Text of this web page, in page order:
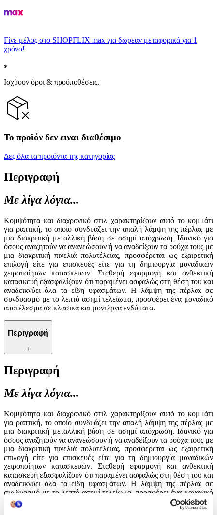
Γίνε μέλος στο SHOPFLIX max για δωρεάν μεταφορικά για 1
χρόνο!
Ισχύουν όροι & προϋποθέσεις.
Το προϊόν δεν ειναι διαθέσιμο
Δες όλα τα προϊόντα της κατηγορίας
Περιγραφή
Με λίγα λόγια...
Κομψότητα και διαχρονικό στιλ χαρακτηρίζουν αυτό το κομμάτι
για ραπτική, το οποίο συνδυάζει την απαλή λάμψη της πέρλας με
μια διακριτική μεταλλική βάση σε ασημί απόχρωση. Ιδανικό για
όσους αναζητούν να ανανεώσουν ή να αναδείξουν τα ρούχα τους με
μια διακριτική πινελιά πολυτέλειας, προσφέρεται ως εξαιρετική
επιλογή είτε για επισκευές είτε για τη δημιουργία μοναδικών
χειροποίητων κατασκευών. Σταθερή εφαρμογή και ανθεκτική
κατασκευή εξασφαλίζουν ότι παραμένει ασφαλώς στη θέση του και
αναδεικνύει όλα τα είδη υφασμάτων. Η λάμψη της πέρλας σε
συνδυασμό με το λεπτό ασημί τελείωμα, προσφέρει ένα μοναδικό
αποτέλεσμα σε κλασικά και μοντέρνα ενδύματα.
Περιγραφή
+
Περιγραφή
Με λίγα λόγια...
Κομψότητα και διαχρονικό στιλ χαρακτηρίζουν αυτό το κομμάτι
για ραπτική, το οποίο συνδυάζει την απαλή λάμψη της πέρλας με
μια διακριτική μεταλλική βάση σε ασημί απόχρωση. Ιδανικό για
όσους αναζητούν να ανανεώσουν ή να αναδείξουν τα ρούχα τους με
μια διακριτική πινελιά πολυτέλειας, προσφέρεται ως εξαιρετική
επιλογή είτε για επισκευές είτε για τη δημιουργία μοναδικών
χειροποίητων κατασκευών. Σταθερή εφαρμογή και ανθεκτική
κατασκευή εξασφαλίζουν ότι παραμένει ασφαλώς στη θέση του και
αναδεικνύει όλα τα είδη υφασμάτων. Η λάμψη της πέρλας σε
συνδυασμό με το λεπτό ασημί τελείωμα, προσφέρει ένα μοναδικό
αποτέλεσμα σε κλασικά και μοντέρνα ενδύματα.